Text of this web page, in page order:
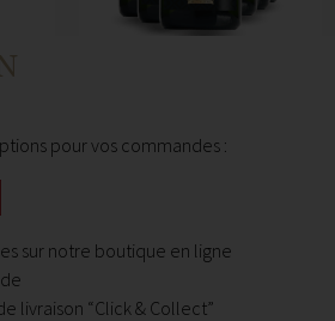
MAGALAS
(EFFERVESCENT)
FRAIS, AMPLE, MINÉRAL
pour vos commandes :
sur notre boutique en ligne
livraison “Click & Collect”